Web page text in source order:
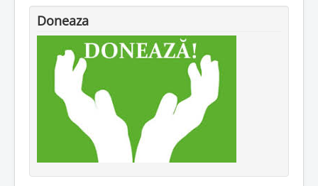
Doneaza